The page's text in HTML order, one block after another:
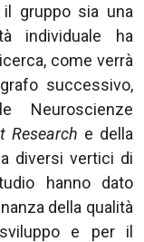
il gruppo sia una
individuale ha
come verrà
successivo,
Neuroscienze
Research e della
diversi vertici di
hanno dato
della qualità
e per il